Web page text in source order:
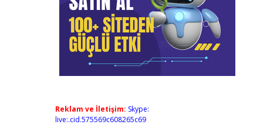
Reklam ve İletişim: Skype:
live:.cid.575569c608265c69